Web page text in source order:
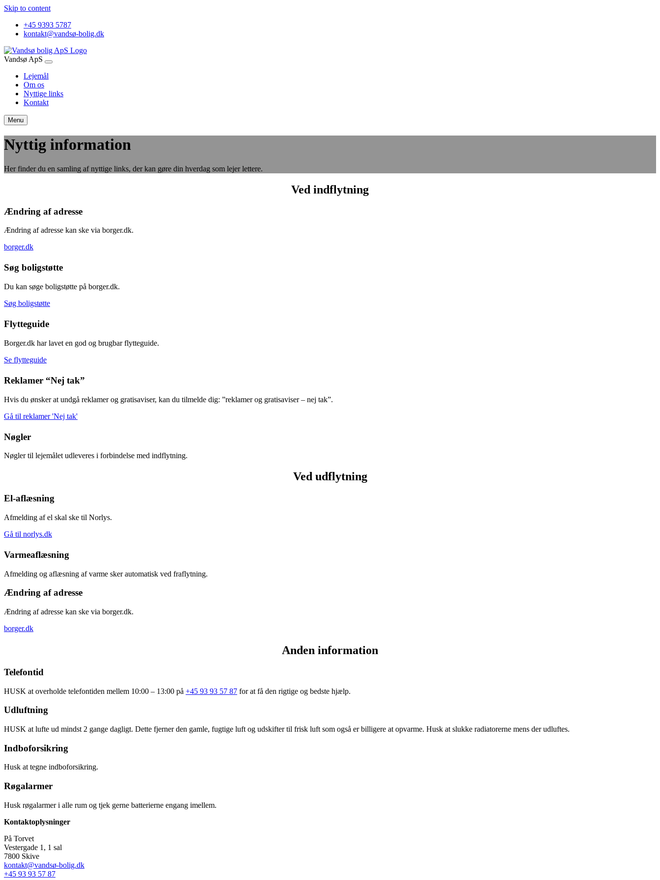
Skip to content
+45 9393 5787
kontakt@vandsø-bolig.dk
Vandsø ApS
Lejemål
Om os
Nyttige links
Kontakt
Menu
Nyttig information
Her finder du en samling af nyttige links, der kan gøre din hverdag som lejer lettere.
Ved indflytning
Ændring af adresse
Ændring af adresse kan ske via borger.dk.
borger.dk
Søg boligstøtte
Du kan søge boligstøtte på borger.dk.
Søg boligstøtte
Flytteguide
Borger.dk har lavet en god og brugbar flytteguide.
Se flytteguide
Reklamer “Nej tak”
Hvis du ønsker at undgå reklamer og gratisaviser, kan du tilmelde dig: ”reklamer og gratisaviser – nej tak”.
Gå til reklamer 'Nej tak'
Nøgler
Nøgler til lejemålet udleveres i forbindelse med indflytning.
Ved udflytning
El-aflæsning
Afmelding af el skal ske til Norlys.
Gå til norlys.dk
Varmeaflæsning
Afmelding og aflæsning af varme sker automatisk ved fraflytning.
Ændring af adresse
Ændring af adresse kan ske via borger.dk.
borger.dk
Anden information
Telefontid
HUSK at overholde telefontiden mellem 10:00 – 13:00 på +45 93 93 57 87 for at få den rigtige og bedste hjælp.
Udluftning
HUSK at lufte ud mindst 2 gange dagligt. Dette fjerner den gamle, fugtige luft og udskifter til frisk luft som også er billigere at opvarme. Husk at slukke radiatorerne mens der udluftes.
Indboforsikring
Husk at tegne indboforsikring.
Røgalarmer
Husk røgalarmer i alle rum og tjek gerne batterierne engang imellem.
Kontaktoplysninger
På Torvet
Vestergade 1, 1 sal
7800 Skive
kontakt@vandsø-bolig.dk
+45 93 93 57 87